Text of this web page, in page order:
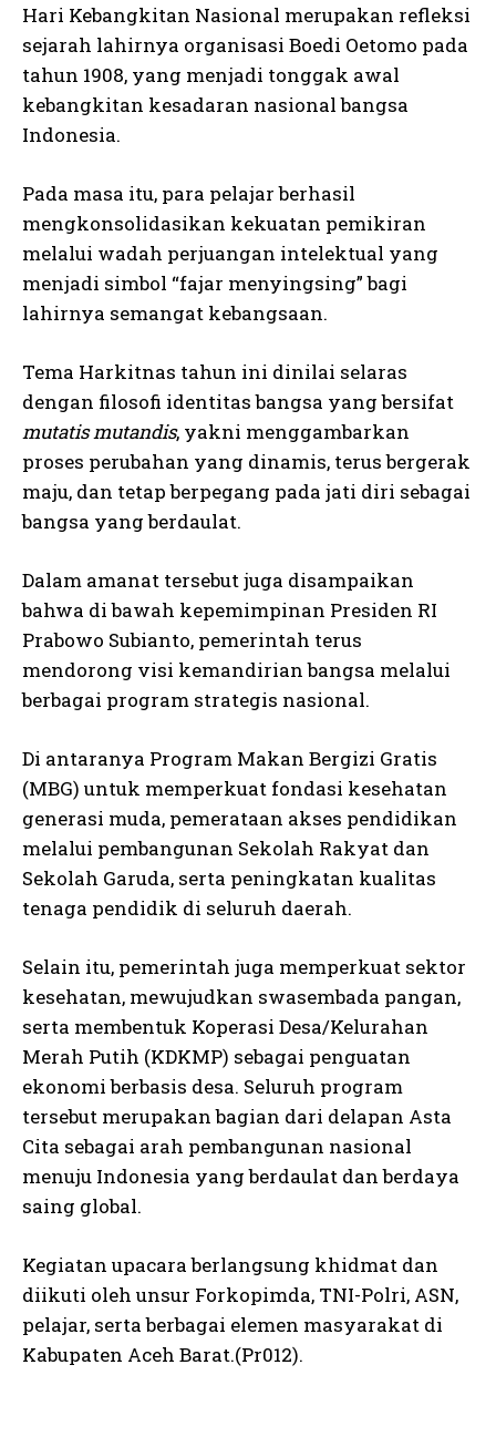
Hari Kebangkitan Nasional merupakan refleksi
sejarah lahirnya organisasi Boedi Oetomo pada
tahun 1908, yang menjadi tonggak awal
kebangkitan kesadaran nasional bangsa
Indonesia.
Pada masa itu, para pelajar berhasil
mengkonsolidasikan kekuatan pemikiran
melalui wadah perjuangan intelektual yang
menjadi simbol “fajar menyingsing” bagi
lahirnya semangat kebangsaan.
Tema Harkitnas tahun ini dinilai selaras
dengan filosofi identitas bangsa yang bersifat
mutatis mutandis, yakni menggambarkan
proses perubahan yang dinamis, terus bergerak
maju, dan tetap berpegang pada jati diri sebagai
bangsa yang berdaulat.
Dalam amanat tersebut juga disampaikan
bahwa di bawah kepemimpinan Presiden RI
Prabowo Subianto, pemerintah terus
mendorong visi kemandirian bangsa melalui
berbagai program strategis nasional.
Di antaranya Program Makan Bergizi Gratis
(MBG) untuk memperkuat fondasi kesehatan
generasi muda, pemerataan akses pendidikan
melalui pembangunan Sekolah Rakyat dan
Sekolah Garuda, serta peningkatan kualitas
tenaga pendidik di seluruh daerah.
Selain itu, pemerintah juga memperkuat sektor
kesehatan, mewujudkan swasembada pangan,
serta membentuk Koperasi Desa/Kelurahan
Merah Putih (KDKMP) sebagai penguatan
ekonomi berbasis desa. Seluruh program
tersebut merupakan bagian dari delapan Asta
Cita sebagai arah pembangunan nasional
menuju Indonesia yang berdaulat dan berdaya
saing global.
Kegiatan upacara berlangsung khidmat dan
diikuti oleh unsur Forkopimda, TNI-Polri, ASN,
pelajar, serta berbagai elemen masyarakat di
Kabupaten Aceh Barat.(Pr012).